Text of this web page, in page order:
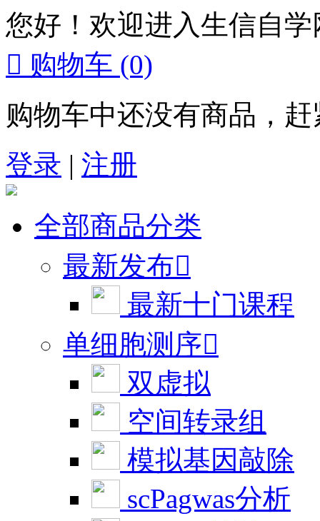
您好！欢迎进入生信自学
 购物车 (0)
购物车中还没有商品，
登录 | 注册
全部商品分类
最新发布
最新十门课程
单细胞测序
双虚拟
空间转录组
模拟基因敲除
scPagwas分析